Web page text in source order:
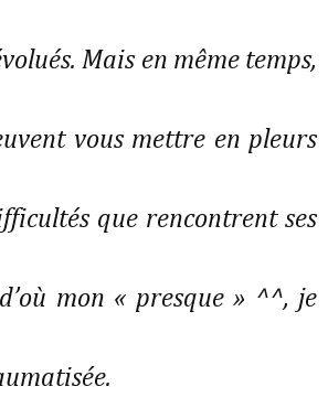
Mais en même temps,
vous mettre en pleurs
que rencontrent ses
mon « presque » ^^, je